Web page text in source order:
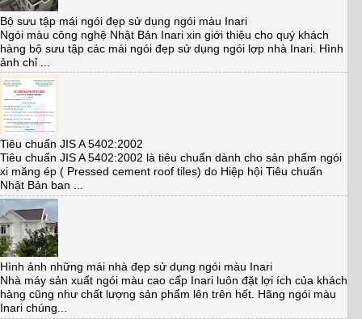
Bộ sưu tập mái ngói đẹp sử dụng ngói màu Inari
Ngói màu công nghệ Nhật Bản Inari xin giới thiệu cho quý khách
hàng bộ sưu tập các mái ngói đẹp sử dụng ngói lợp nhà Inari. Hình
ảnh chỉ ...
Tiêu chuẩn JIS A 5402:2002
Tiêu chuẩn JIS A 5402:2002 là tiêu chuẩn dành cho sản phẩm ngói
xi măng ép ( Pressed cement roof tiles) do Hiệp hội Tiêu chuẩn
Nhật Bản ban ...
Hình ảnh những mái nhà đẹp sử dụng ngói màu Inari
Nhà máy sản xuất ngói màu cao cấp Inari luôn đặt lợi ích của khách
hàng cũng như chất lượng sản phẩm lên trên hết. Hãng ngói màu
Inari chúng...